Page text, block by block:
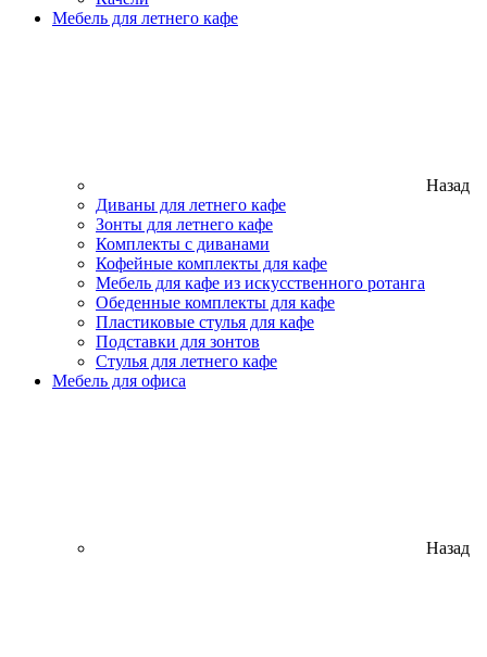
Мебель для летнего кафе
Назад
Диваны для летнего кафе
Зонты для летнего кафе
Комплекты с диванами
Кофейные комплекты для кафе
Мебель для кафе из искусственного ротанга
Обеденные комплекты для кафе
Пластиковые стулья для кафе
Подставки для зонтов
Стулья для летнего кафе
Мебель для офиса
Назад